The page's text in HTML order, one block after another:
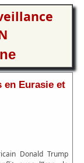
en Eurasie et
Donald Trump